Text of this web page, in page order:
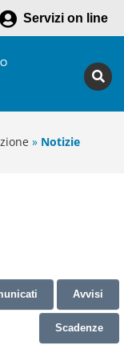
Servizi on line
» Notizie
Avvisi
Scadenze